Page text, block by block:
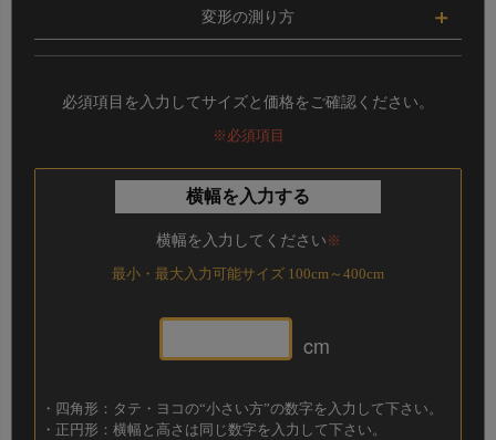
ご注文方法
幅”
に、 大きい方の数字を“高さ” に入力してくださ
い。
を測ってください。
値を入力
してください。
変形の測り方
柱周りのカットや中央くり抜きなど変形サイズは、それ
その際には 必ず“横幅”にはヨコの数字の合計、“長さ”に
はタテの数字の合計が同じになるように
※ サイズはぴったりではなく、やや小さめのサイズでご
※ カットした際に出るロス生地は同送できかねますの
【 140×200cmの変形オーダーカーペットの場合 】
必須項目を入力してサイズと価格をご確認ください。
※必須項目
横幅を入力する
横幅を入力してください ※
最小・最大入力可能サイズ 100cm～400cm
cm
・四角形：タテ・ヨコの“小さい方”の数字を入力して下さい。
・正円形：横幅と高さは同じ数字を入力して下さい。